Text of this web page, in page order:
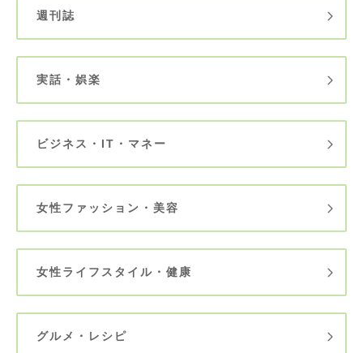
週刊誌
実話・娯楽
ビジネス・IT・マネー
女性ファッション・美容
女性ライフスタイル・健康
グルメ・レシピ